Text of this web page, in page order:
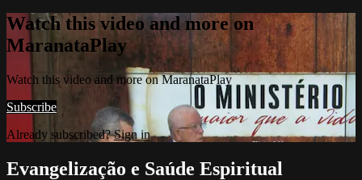
Watch this video and more on
MaranataPlay
Watch this video and more on MaranataPlay
Subscribe
Already subscribed?Sign in
Evangelização e Saúde Espiritual